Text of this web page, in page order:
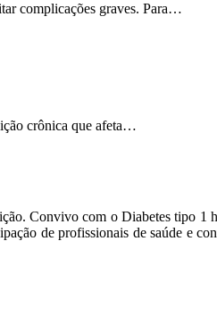
complicações graves. Para…
crônica que afeta…
Convivo com o Diabetes tipo 1
de profissionais de saúde e